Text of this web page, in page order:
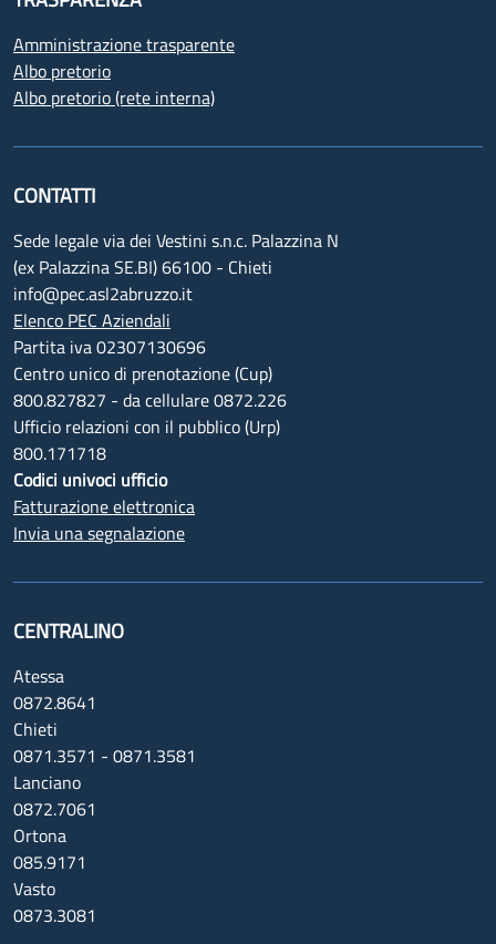
Amministrazione trasparente
Albo pretorio
Albo pretorio (rete interna)
CONTATTI
Sede legale via dei Vestini s.n.c. Palazzina N
(ex Palazzina SE.BI) 66100 - Chieti
info@pec.asl2abruzzo.it
Elenco PEC Aziendali
Partita iva 02307130696
Centro unico di prenotazione (Cup)
800.827827 - da cellulare 0872.226
Ufficio relazioni con il pubblico (Urp)
800.171718
Codici univoci ufficio
Fatturazione elettronica
Invia una segnalazione
CENTRALINO
Atessa
0872.8641
Chieti
0871.3571 - 0871.3581
Lanciano
0872.7061
Ortona
085.9171
Vasto
0873.3081